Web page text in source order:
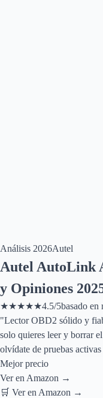
Análisis 2026Autel
Autel AutoLink
y Opiniones
★★★★★4.5/5basado en
"Lector OBD2 sólido y
solo quieres leer y borrar
olvídate de pruebas
Mejor precio
Ver en Amazon →
🛒 Ver en Amazon →